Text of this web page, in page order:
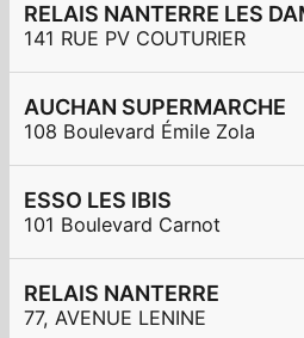
RELAIS NANTERRE LES
141 RUE PV COUTURIER
AUCHAN SUPERMARCHE
108 Boulevard Émile Zola
ESSO LES IBIS
101 Boulevard Carnot
RELAIS NANTERRE
77, AVENUE LENINE